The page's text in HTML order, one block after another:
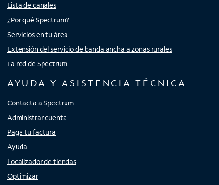
Lista de canales
¿Por qué Spectrum?
Servicios en tu área
Extensión del servicio de banda ancha a zonas rurales
La red de Spectrum
AYUDA Y ASISTENCIA TÉCNICA
Contacta a Spectrum
Administrar cuenta
Paga tu factura
Ayuda
Localizador de tiendas
Optimizar